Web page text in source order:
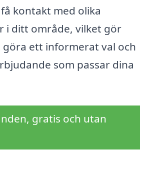
kontakt med olika
i ditt område, vilket gör
ett informerat val och
som passar dina
gratis och utan